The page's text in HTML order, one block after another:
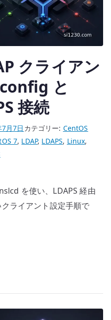
クライアン
と
接続
月7日 カテゴリー: CentOS
7, LDAP, LDAPS, Linux,
を使い、LDAPS 経由
ライアント設定手順で